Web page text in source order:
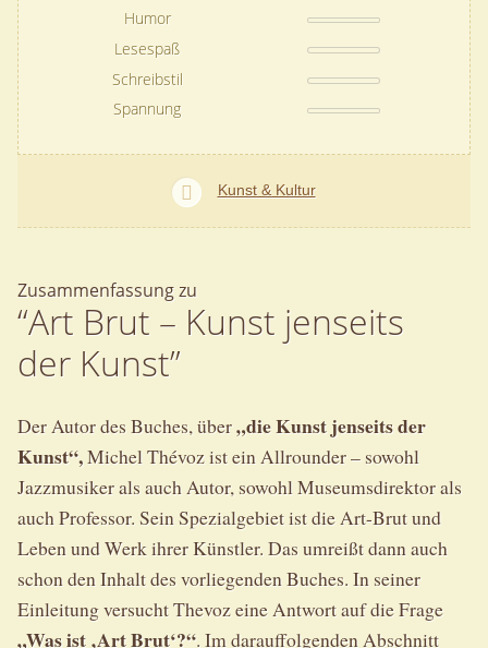
Humor
Lesespaß
Schreibstil
Spannung
Kunst & Kultur
Zusammenfassung zu
“Art Brut – Kunst jenseits
der Kunst”
Der Autor des Buches, über„die Kunst jenseits der
Kunst“,Michel Thévoz ist ein Allrounder – sowohl
Jazzmusiker als auch Autor, sowohl Museumsdirektor als
auch Professor. Sein Spezialgebiet ist die Art-Brut und
Leben und Werk ihrer Künstler. Das umreißt dann auch
schon den Inhalt des vorliegenden Buches. In seiner
Einleitung versucht Thevoz eine Antwort auf die Frage
„Was ist ‚Art Brut‘?“. Im darauffolgenden Abschnitt